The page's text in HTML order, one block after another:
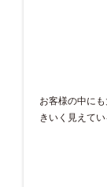
お客様の中に
きいく見えてい